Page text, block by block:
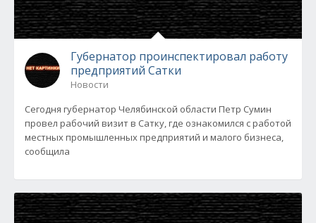
Губернатор проинспектировал работу
предприятий Сатки
Новости
Сегодня губернатор Челябинской области Петр Сумин
провел рабочий визит в Сатку, где ознакомился с работой
местных промышленных предприятий и малого бизнеса,
сообщила